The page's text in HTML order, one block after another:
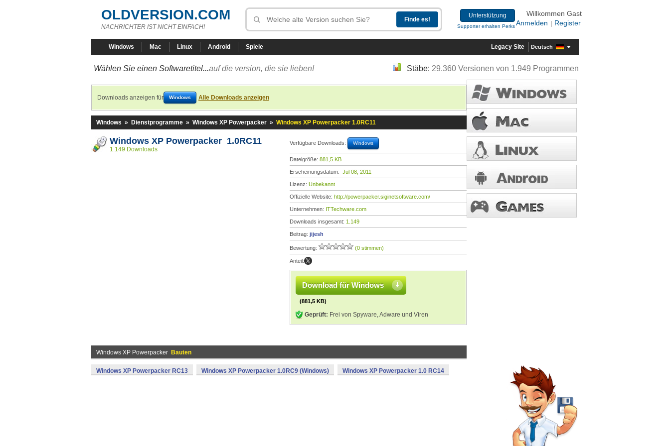
OLDVERSION.COM
NACHRICHTER IST NICHT EINFACH!
Unterstützung
Supporter erhalten Perks
Willkommen Gast
Anmelden
Register
Windows Mac Linux Android Spiele Legacy Site Deutsch
Wählen Sie einen Softwaretitel...auf die version, die sie lieben! Stäbe: 29.360 Versionen von 1.949 Programmen
Downloads anzeigen für Windows Alle Downloads anzeigen
Windows » Dienstprogramme » Windows XP Powerpacker » Windows XP Powerpacker 1.0RC11
Windows XP Powerpacker 1.0RC11
1.149 Downloads
Verfügbare Downloads: Windows
Dateigröße: 881,5 KB
Erscheinungsdatum: Jul 08, 2011
Lizenz: Unbekannt
Offizielle Website: http://powerpacker.siginetsoftware.com/
Unternehmen: ITTechware.com
Downloads insgesamt: 1.149
Beitrag: jijesh
Bewertung: (0 stimmen)
Anteil:
Download für Windows
(881,5 KB)
Geprüft: Frei von Spyware, Adware und Viren
Windows XP Powerpacker Bauten
Windows XP Powerpacker RC13 Windows XP Powerpacker 1.0RC9 (Windows) Windows XP Powerpacker 1.0 RC14